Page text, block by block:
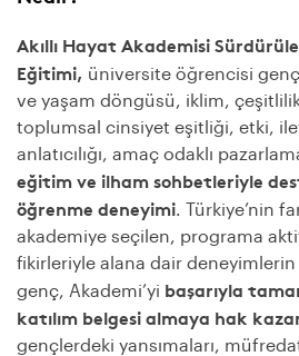
İletişim Stratejisi
24 Kasım 2022
Etki Eğitimi
1 Aralık 2022
Ekolojik
Okuryazarlık ve
Sürdürülebilirlik
Eğitimi
8 Aralık 2022
Sürdürülebilirlik ve
Gönüllülük
Akıllı Hayat Akademisi
Eğitimi, üniversite öğrencisi
ve yaşam döngüsü, iklim, çeşitlilik
toplumsal cinsiyet eşitliği, etki,
anlatıcılığı, amaç odaklı
eğitim ve ilham sohbetleriyle
öğrenme deneyimi. Türkiye’nin
akademiye seçilen, programa
fikirleriyle alana dair
genç, Akademi’yi başarıyla
katılım belgesialmaya hak
gençlerdeki yansımaları,